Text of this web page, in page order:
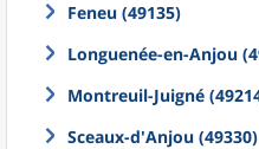
Feneu (49135)
Longuenée-en-Anjou
Montreuil-Juigné
Sceaux-d'Anjou (49330)